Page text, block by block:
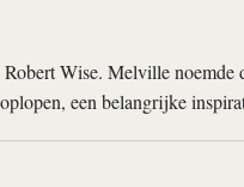
Wise. Melville noemde
een belangrijke